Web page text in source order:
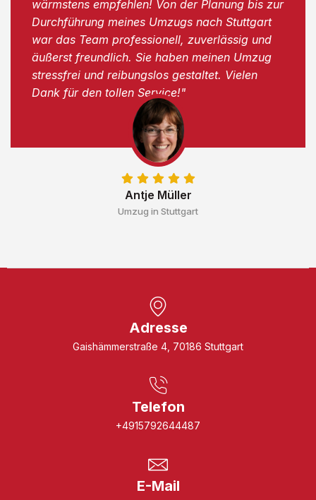
Antje Müller
Umzug in Stuttgart
wärmstens empfehlen! Von der Planung bis zur
Durchführung meines Umzugs nach Stuttgart
war das Team professionell, zuverlässig und
äußerst freundlich. Sie haben meinen Umzug
stressfrei und reibungslos gestaltet. Vielen
Dank für den tollen Service!"
Adresse
Gaishämmerstraße 4, 70186 Stuttgart
Telefon
+4915792644487
E-Mail